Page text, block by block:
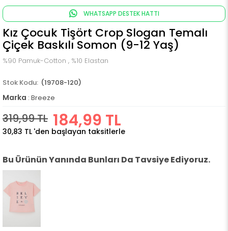
WHATSAPP DESTEK HATTI
Kız Çocuk Tişört Crop Slogan Temalı
Çiçek Baskılı Somon (9-12 Yaş)
%90 Pamuk-Cotton , %10 Elastan
(19708-120)
Marka : Breeze
319,99 TL 184,99 TL
30,83 TL 'den başlayan taksitlerle
Bu Ürünün Yanında Bunları Da Tavsiye Ediyoruz.